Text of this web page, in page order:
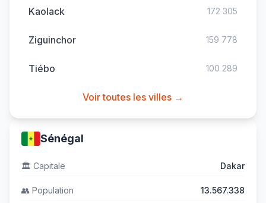
Kaolack 172 305
Ziguinchor 159 778
Tiébo 100 289
Voir toutes les villes →
Sénégal
🏛️ Capitale Dakar
👥 Population 13.567.338